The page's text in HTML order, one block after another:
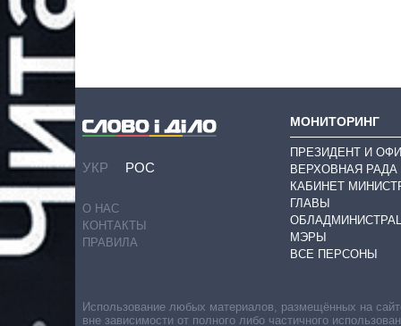
УКР РОС
О НАС
КОНТАКТЫ
ПРАВИЛА
МОНИТОРИНГ
ПРЕЗИДЕНТ И
ВЕРХОВНАЯ РАДА
КАБИНЕТ
ГЛАВЫ
МЭРЫ
ВСЕ ПЕРСОНЫ
Использование любых материалов, размещённых на
вне зависимости от полного либо частичного